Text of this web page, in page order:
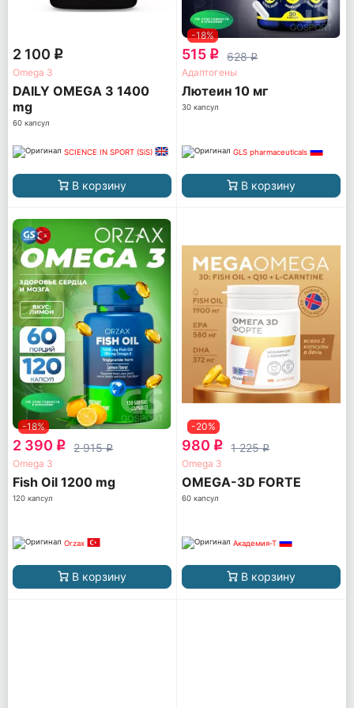
2 100 q
Omega 3
DAILY OMEGA 3 1400
mg
60 капсул
SCIENCE IN SPORT (SiS)
В корзину
-18%
515 q 628q
Адаптогены
Лютеин 10 мг
30 капсул
GLS pharmaceuticals
В корзину
-18%
2 390 q 2 915q
Omega 3
Fish Oil 1200 mg
120 капсул
Orzax
В корзину
-20%
980 q 1 225q
Omega 3
OMEGA-3D FORTE
60 капсул
Академия-Т
В корзину